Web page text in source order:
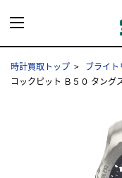
時計買取トップ ブライ
コックピット Ｂ５０ タング